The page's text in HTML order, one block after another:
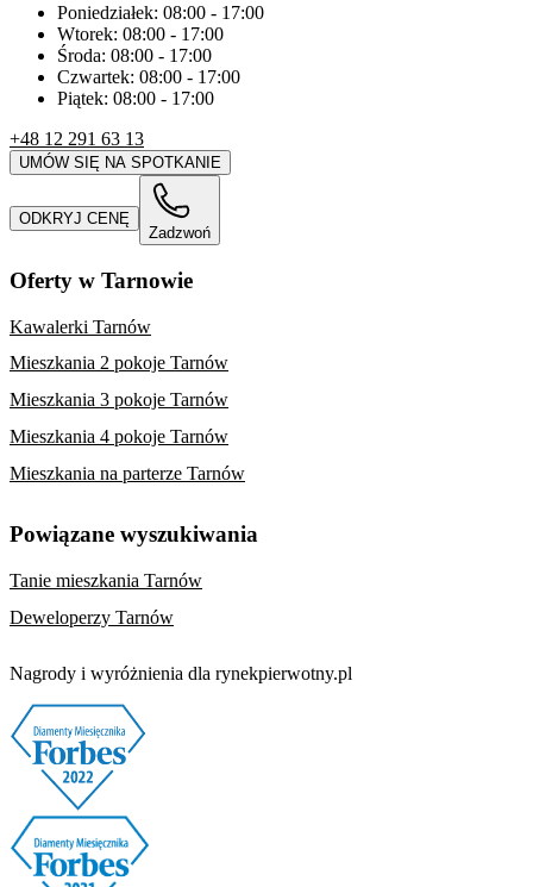
Poniedziałek: 08:00 - 17:00
Wtorek: 08:00 - 17:00
Środa: 08:00 - 17:00
Czwartek: 08:00 - 17:00
Piątek: 08:00 - 17:00
+48 12 291 63 13
UMÓW SIĘ NA SPOTKANIE
ODKRYJ CENĘ
Zadzwoń
Oferty w Tarnowie
Kawalerki Tarnów
Mieszkania 2 pokoje Tarnów
Mieszkania 3 pokoje Tarnów
Mieszkania 4 pokoje Tarnów
Mieszkania na parterze Tarnów
Powiązane wyszukiwania
Tanie mieszkania Tarnów
Deweloperzy Tarnów
Nagrody i wyróżnienia dla rynekpierwotny.pl